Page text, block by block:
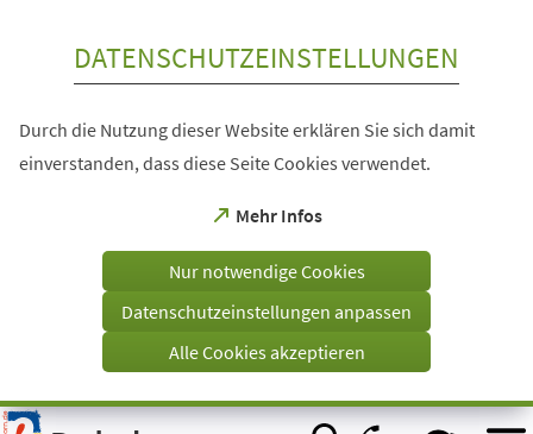
Visuelle
DATENSCHUTZEINSTELLUNGEN
Durch die Nutzung dieser Website erklären Sie sich damit
einverstanden, dass diese Seite Cookies verwendet.
Mehr Infos
(Öffnet
einem
Tab)
Nur notwendige Cookies
Datenschutzeinstellungen anpassen
Alle Cookies akzeptieren